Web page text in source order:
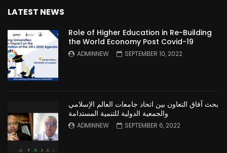
LATEST NEWS
Role of Higher Education in Re-Building
the World Economy Post Covid-19
ADMINNEW SEPTEMBER 10, 2022
بحث آفاق التعاون بين اتحاد جامعات العالم الإسلامي
والجمعية الدولية للتنمية المستدامة
ADMINNEW SEPTEMBER 6, 2022